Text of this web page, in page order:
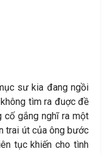
sư kia đang ngồi
tìm ra đuợc đề
cố gắng nghĩ ra một
trai út của ông bước
tục khiến cho tình